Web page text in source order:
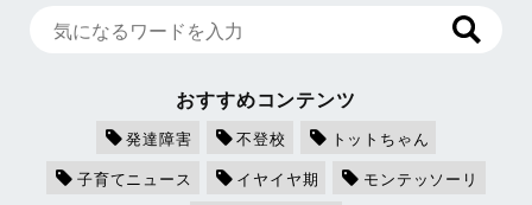
おすすめコンテンツ
発達障害 不登校
トットちゃん
子育てニュース
イヤイヤ期
モンテッソーリ